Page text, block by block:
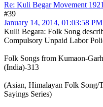
Re: Kuli Begar Movement
#39
January 14, 2014, 01:03:58 PM
Kulli Begara: Folk Song
Compulsory Unpaid Labor
Folk Songs from Kumaon-
(India)-313
(Asian, Himalayan Folk Song/
Sayings Series)